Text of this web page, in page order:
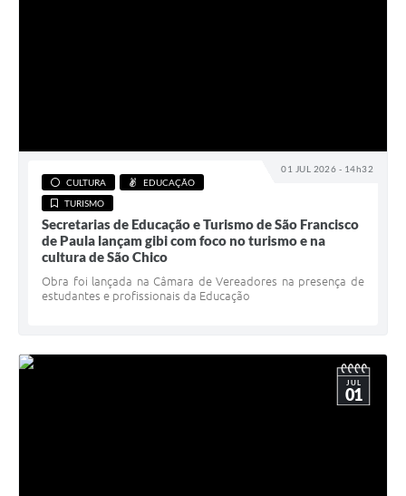
01 JUL 2026 - 14h32
CULTURA
EDUCAÇÃO
TURISMO
Secretarias de Educação e Turismo de São Francisco
de Paula lançam gibi com foco no turismo e na
cultura de São Chico
Obra foi lançada na Câmara de Vereadores na presença de
estudantes e profissionais da Educação
JUL
01